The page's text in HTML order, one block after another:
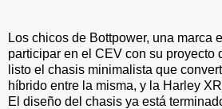
Los chicos de Bottpower, una marca
participar en el CEV con su proyecto
listo el chasis minimalista que
híbrido entre la misma, y la Harley
El diseño del chasis ya está